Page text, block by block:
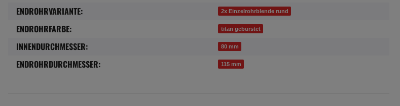
ENDROHRVARIANTE: 2x Einzelrohrblende rund
ENDROHRFARBE: titan gebürstet
INNENDURCHMESSER: 80 mm
ENDROHRDURCHMESSER: 115 mm